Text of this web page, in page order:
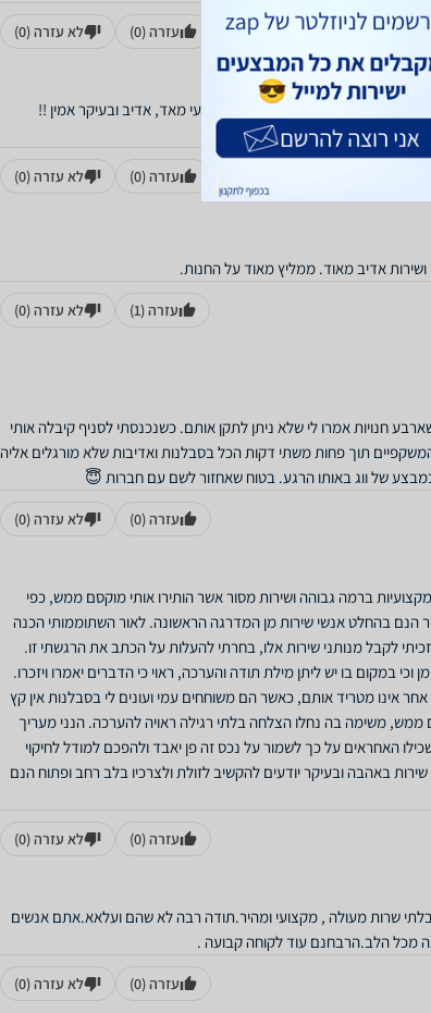
עזרה(0) לא עזרה(0)
עזרה(0) לא עזרה(0)
אדיב מאוד. ממליץ מאוד על החנות.
עזרה(1) לא עזרה(0)
חנויות אמרו לי שלא ניתן לתקן אותם. כשנכנסתי לסניף קיבלה אותי
תוך פחות משתי דקות הכל בסבלנות ואדיבות שלא מורגלים אליה
של ווג באותו הרגע. בטוח שאחזור לשם עם חברות 😇
עזרה(0) לא עזרה(0)
ברמה גבוהה ושירות מסור אשר הותירו אותי מוקסם ממש, כפי
בהחלט אנשי שירות מן המדרגה הראשונה. לאור השתוממותי הכנה
לקבל מנותני שירות אלו, בחרתי להעלות על הכתב את הרגשתי זו.
במקום בו יש ליתן מילת תודה והערכה, ראוי כי הדברים יאמרו ויזכרו.
אינו מטריד אותם, כאשר הם משוחחים עמי ועונים לי בסבלנות אין קץ
משימה בה נחלו הצלחה בלתי רגילה ראויה להערכה. הנני מעריך
האחראים על כך לשמור על נכס זה פן יאבד ולהפכם למודל לחיקוי
באהבה ובעיקר יודעים להקשיב לזולת ולצרכיו בלב רחב ופתוח הנם
עזרה(0) לא עזרה(0)
שרות מעולה , מקצועי ומהיר.תודה רבה לא שהם ועלאא.אתם אנשים
מכל הלב.הרבחנם עוד לקוחה קבועה .
עזרה(0) לא עזרה(0)